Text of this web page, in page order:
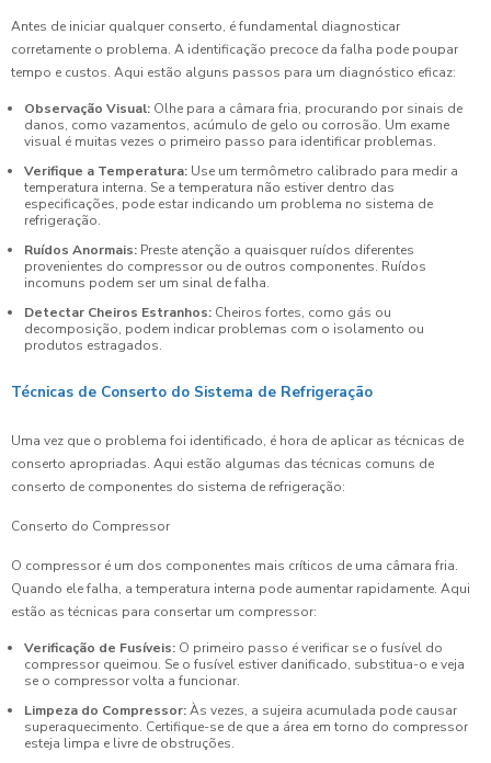
Antes de iniciar qualquer conserto, é fundamental diagnosticar
corretamente o problema. A identificação precoce da falha pode poupar
tempo e custos. Aqui estão alguns passos para um diagnóstico eficaz:
Observação Visual: Olhe para a câmara fria, procurando por sinais de
danos, como vazamentos, acúmulo de gelo ou corrosão. Um exame
visual é muitas vezes o primeiro passo para identificar problemas.
Verifique a Temperatura: Use um termômetro calibrado para medir a
temperatura interna. Se a temperatura não estiver dentro das
especificações, pode estar indicando um problema no sistema de
refrigeração.
Ruídos Anormais: Preste atenção a quaisquer ruídos diferentes
provenientes do compressor ou de outros componentes. Ruídos
incomuns podem ser um sinal de falha.
Detectar Cheiros Estranhos: Cheiros fortes, como gás ou
decomposição, podem indicar problemas com o isolamento ou
produtos estragados.
Técnicas de Conserto do Sistema de Refrigeração
Uma vez que o problema foi identificado, é hora de aplicar as técnicas de
conserto apropriadas. Aqui estão algumas das técnicas comuns de
conserto de componentes do sistema de refrigeração:
Conserto do Compressor
O compressor é um dos componentes mais críticos de uma câmara fria.
Quando ele falha, a temperatura interna pode aumentar rapidamente. Aqui
estão as técnicas para consertar um compressor:
Verificação de Fusíveis: O primeiro passo é verificar se o fusível do
compressor queimou. Se o fusível estiver danificado, substitua-o e veja
se o compressor volta a funcionar.
Limpeza do Compressor:Às vezes, a sujeira acumulada pode causar
superaquecimento. Certifique-se de que a área em torno do compressor
esteja limpa e livre de obstruções.